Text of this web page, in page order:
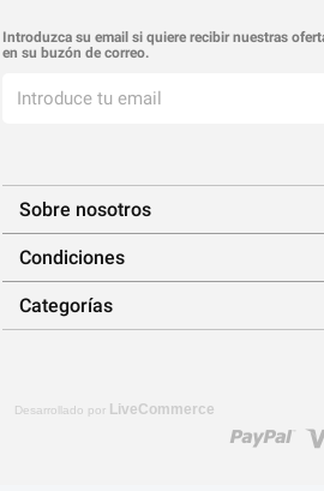
Introduzca su email si quiere recibir nuestras
en su buzón de correo.
Sobre nosotros
Condiciones
Categorías
Desarrollado por LiveCommerce